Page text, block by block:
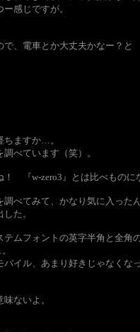
感じですが。
、電車とか大丈夫かなー？と
ちますか…。
べています（笑）。
！ 『w-zero3』とは比べものに
べてみて、かなり気に入った
た。
テムフォントの英字半角と全
バイル、あまり好きじゃなくな
ないよ。